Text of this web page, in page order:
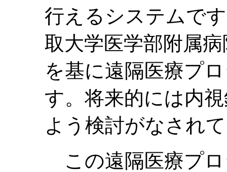
行えるシステムで
取大学医学部附属
を基に遠隔医療プ
す。将来的には内
よう検討がなされ
この遠隔医療プ